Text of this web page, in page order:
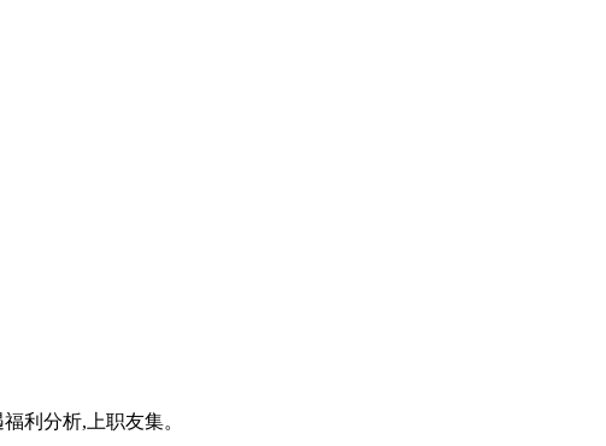
利分析,上职友集。